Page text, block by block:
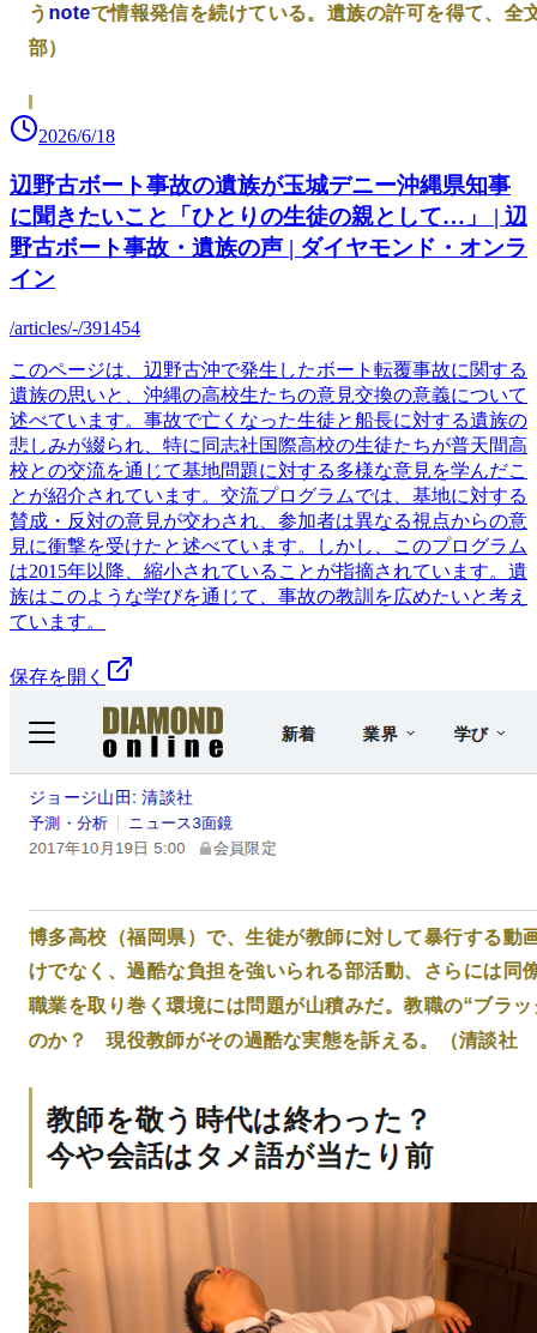
2026/6/18
辺野古ボート事故の遺族が玉城デニー沖縄県知事
に聞きたいこと「ひとりの生徒の親として…」 | 辺
野古ボート事故・遺族の声 | ダイヤモンド・オンラ
イン
/articles/-/391454
このページは、辺野古沖で発生したボート転覆事故に関する
遺族の思いと、沖縄の高校生たちの意見交換の意義について
述べています。事故で亡くなった生徒と船長に対する遺族の
悲しみが綴られ、特に同志社国際高校の生徒たちが普天間高
校との交流を通じて基地問題に対する多様な意見を学んだこ
とが紹介されています。交流プログラムでは、基地に対する
賛成・反対の意見が交わされ、参加者は異なる視点からの意
見に衝撃を受けたと述べています。しかし、このプログラム
は2015年以降、縮小されていることが指摘されています。遺
族はこのような学びを通じて、事故の教訓を広めたいと考え
ています。
保存を開く